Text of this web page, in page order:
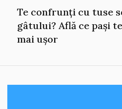
Te confrunți cu tuse
gâtului? Află ce pași
mai ușor